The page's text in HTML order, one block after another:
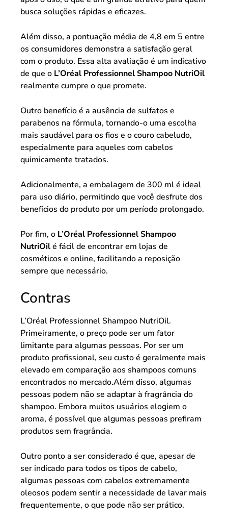
busca soluções rápidas e eficazes.
Além disso, a pontuação média de 4,8 em 5 entre
os consumidores demonstra a satisfação geral
com o produto. Essa alta avaliação é um indicativo
de que o L’Oréal Professionnel Shampoo NutriOil
realmente cumpre o que promete.
Outro benefício é a ausência de sulfatos e
parabenos na fórmula, tornando-o uma escolha
mais saudável para os fios e o couro cabeludo,
especialmente para aqueles com cabelos
quimicamente tratados.
Adicionalmente, a embalagem de 300 ml é ideal
para uso diário, permitindo que você desfrute dos
benefícios do produto por um período prolongado.
Por fim, o L’Oréal Professionnel Shampoo
NutriOilé fácil de encontrar em lojas de
cosméticos e online, facilitando a reposição
sempre que necessário.
Contras
L’Oréal Professionnel Shampoo NutriOil.
Primeiramente, o preço pode ser um fator
limitante para algumas pessoas. Por ser um
produto profissional, seu custo é geralmente mais
elevado em comparação aos shampoos comuns
encontrados no mercado.Além disso, algumas
pessoas podem não se adaptar à fragrância do
shampoo. Embora muitos usuários elogiem o
aroma, é possível que algumas pessoas prefiram
produtos sem fragrância.
Outro ponto a ser considerado é que, apesar de
ser indicado para todos os tipos de cabelo,
algumas pessoas com cabelos extremamente
oleosos podem sentir a necessidade de lavar mais
frequentemente, o que pode não ser prático.